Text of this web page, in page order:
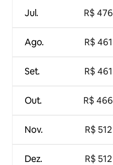
Jul.
Ago.
Set.
Out.
Nov.
Dez.
R$ 476
R$ 461
R$ 461
R$ 466
R$ 512
R$ 512